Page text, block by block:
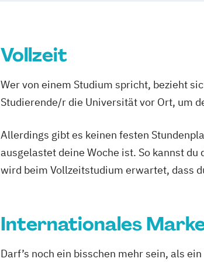
Vollzeit
Wer von einem Studium spricht, bezieht
Studierende/r die Universität vor Ort, um
Allerdings gibt es keinen festen
ausgelastet deine Woche ist. So kannst
wird beim Vollzeitstudium erwartet, dass
Internationales
Darf’s noch ein bisschen mehr sein, als